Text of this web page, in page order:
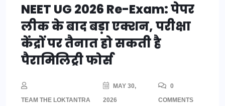
NEET UG 2026 Re-Exam: पेपर
लीक के बाद बड़ा एक्शन, परीक्षा
केंद्रों पर तैनात हो सकती है
पैरामिलिट्री फोर्स
TEAM THE LOKTANTRA
MAY 30,
2026
0
COMMENTS